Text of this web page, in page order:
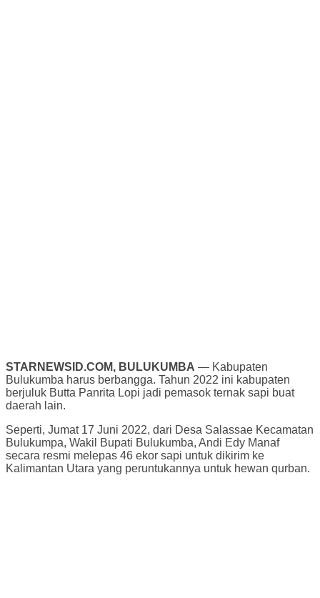
STARNEWSID.COM, BULUKUMBA — Kabupaten
Bulukumba harus berbangga. Tahun 2022 ini kabupaten
berjuluk Butta Panrita Lopi jadi pemasok ternak sapi buat
daerah lain.
Seperti, Jumat 17 Juni 2022, dari Desa Salassae Kecamatan
Bulukumpa, Wakil Bupati Bulukumba, Andi Edy Manaf
secara resmi melepas 46 ekor sapi untuk dikirim ke
Kalimantan Utara yang peruntukannya untuk hewan qurban.